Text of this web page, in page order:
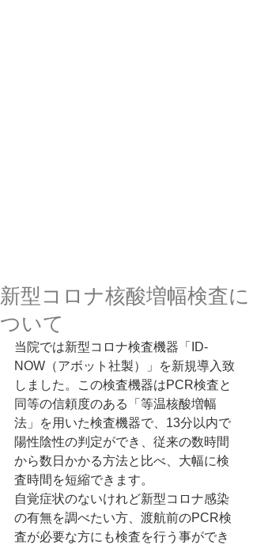
新型コロナ核酸増幅検査に
ついて
当院では新型コロナ検査機器「ID-
NOW（アボット社製）」を新規導入致
しました。この検査機器はPCR検査と
同等の信頼度のある「等温核酸増幅
法」を用いた検査機器で、13分以内で
陽性陰性の判定ができ、従来の数時間
から数日かかる方法と比べ、大幅に検
査時間を短縮できます。
自覚症状のないけれど新型コロナ感染
の有無を調べたい方、渡航前のPCR検
査が必要な方にも検査を行う事ができ